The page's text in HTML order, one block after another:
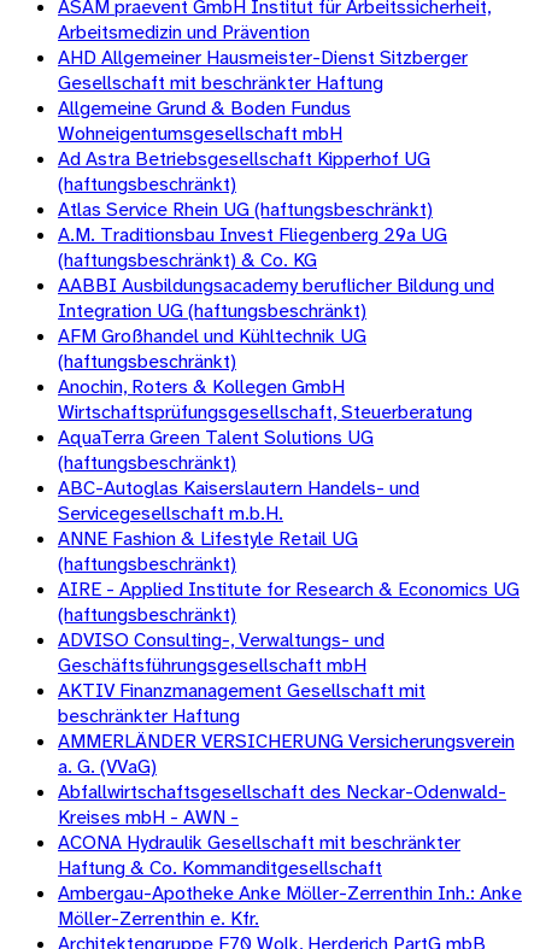
ASAM praevent GmbH Institut für Arbeitssicherheit,
Arbeitsmedizin und Prävention
AHD Allgemeiner Hausmeister-Dienst Sitzberger
Gesellschaft mit beschränkter Haftung
Allgemeine Grund & Boden Fundus
Wohneigentumsgesellschaft mbH
Ad Astra Betriebsgesellschaft Kipperhof UG
(haftungsbeschränkt)
Atlas Service Rhein UG (haftungsbeschränkt)
A.M. Traditionsbau Invest Fliegenberg 29a UG
(haftungsbeschränkt) & Co. KG
AABBI Ausbildungsacademy beruflicher Bildung und
Integration UG (haftungsbeschränkt)
AFM Großhandel und Kühltechnik UG
(haftungsbeschränkt)
Anochin, Roters & Kollegen GmbH
Wirtschaftsprüfungsgesellschaft, Steuerberatung
AquaTerra Green Talent Solutions UG
(haftungsbeschränkt)
ABC-Autoglas Kaiserslautern Handels- und
Servicegesellschaft m.b.H.
ANNE Fashion & Lifestyle Retail UG
(haftungsbeschränkt)
AIRE - Applied Institute for Research & Economics UG
(haftungsbeschränkt)
ADVISO Consulting-, Verwaltungs- und
Geschäftsführungsgesellschaft mbH
AKTIV Finanzmanagement Gesellschaft mit
beschränkter Haftung
AMMERLÄNDER VERSICHERUNG Versicherungsverein
a. G. (VVaG)
Abfallwirtschaftsgesellschaft des Neckar-Odenwald-
Kreises mbH - AWN -
ACONA Hydraulik Gesellschaft mit beschränkter
Haftung & Co. Kommanditgesellschaft
Ambergau-Apotheke Anke Möller-Zerrenthin Inh.: Anke
Möller-Zerrenthin e. Kfr.
Architektengruppe F70 Wolk, Herderich PartG mbB